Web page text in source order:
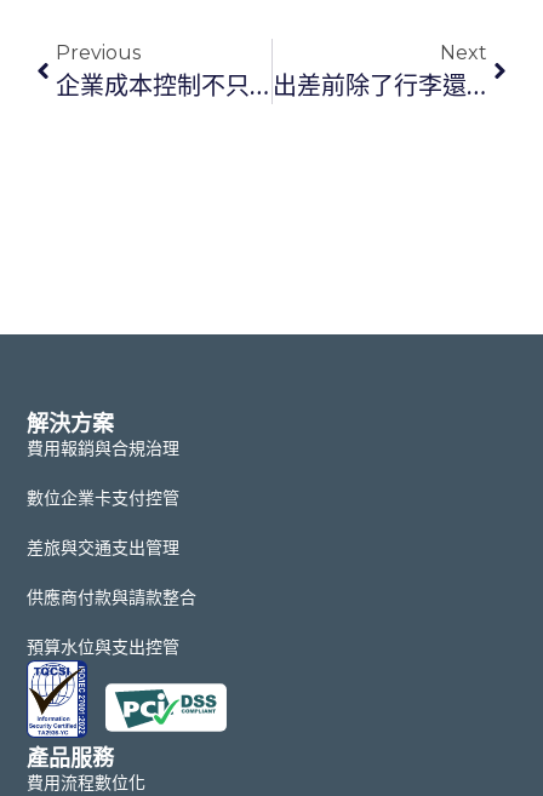
Previous
企業成本控制不只是刪預算，用支出治理掌握每一筆營運費用
Next
出差前除了行李還要準備什麼？財務、憑證與費用合規完整檢查表
解決方案
費用報銷與合規治理
數位企業卡支付控管
差旅與交通支出管理
供應商付款與請款整合
預算水位與支出控管
產品服務
費用流程數位化